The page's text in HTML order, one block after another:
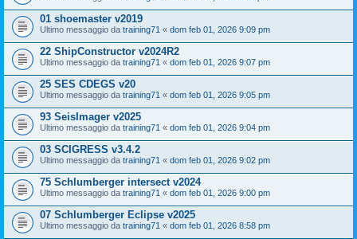
01 shoemaster v2019
Ultimo messaggio da training71 « dom feb 01, 2026 9:09 pm
22 ShipConstructor v2024R2
Ultimo messaggio da training71 « dom feb 01, 2026 9:07 pm
25 SES CDEGS v20
Ultimo messaggio da training71 « dom feb 01, 2026 9:05 pm
93 SeisImager v2025
Ultimo messaggio da training71 « dom feb 01, 2026 9:04 pm
03 SCIGRESS v3.4.2
Ultimo messaggio da training71 « dom feb 01, 2026 9:02 pm
75 Schlumberger intersect v2024
Ultimo messaggio da training71 « dom feb 01, 2026 9:00 pm
07 Schlumberger Eclipse v2025
Ultimo messaggio da training71 « dom feb 01, 2026 8:58 pm